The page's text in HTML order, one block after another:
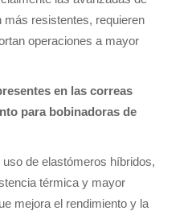
más resistentes, requieren
operaciones a mayor
en las correas
para bobinadoras de
de elastómeros híbridos,
térmica y mayor
mejora el rendimiento y la